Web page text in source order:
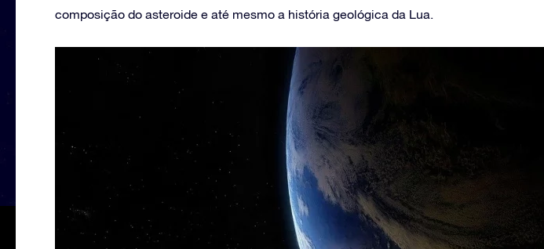
composição do asteroide e até mesmo a história geológica da Lua.